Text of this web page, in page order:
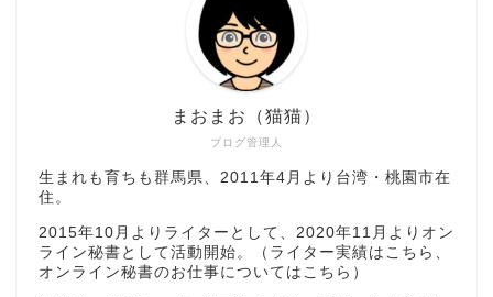
ブログ管理人
まおまお（猫猫）
生まれも育ちも群馬県、2011年4月より台湾・桃園市在
住。
2015年10月よりライターとして、2020年11月よりオン
ライン秘書として活動開始。（ライター実績は こちら
オンライン秘書のお仕事については こちら ）